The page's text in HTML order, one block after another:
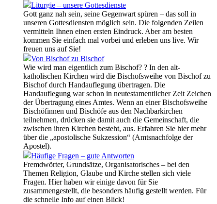
Liturgie – unsere Gottesdienste
Gott ganz nah sein, seine Gegenwart spüren – das soll in
unseren Gottesdiensten möglich sein. Die folgenden Zeilen
vermitteln Ihnen einen ersten Eindruck. Aber am besten
kommen Sie einfach mal vorbei und erleben uns live. Wir
freuen uns auf Sie!
Von Bischof zu Bischof
Wie wird man eigentlich zum Bischof? ? In den alt-
katholischen Kirchen wird die Bischofsweihe von Bischof zu
Bischof durch Handauflegung übertragen. Die
Handauflegung war schon in neutestamentlicher Zeit Zeichen
der Übertragung eines Amtes. Wenn an einer Bischofsweihe
Bischöfinnen und Bischöfe aus den Nachbarkirchen
teilnehmen, drücken sie damit auch die Gemeinschaft, die
zwischen ihren Kirchen besteht, aus. Erfahren Sie hier mehr
über die „apostolische Sukzession“ (Amtsnachfolge der
Apostel).
Häufige Fragen – gute Antworten
Fremdwörter, Grundsätze, Organisatorisches – bei den
Themen Religion, Glaube und Kirche stellen sich viele
Fragen. Hier haben wir einige davon für Sie
zusammengestellt, die besonders häufig gestellt werden. Für
die schnelle Info auf einen Blick!